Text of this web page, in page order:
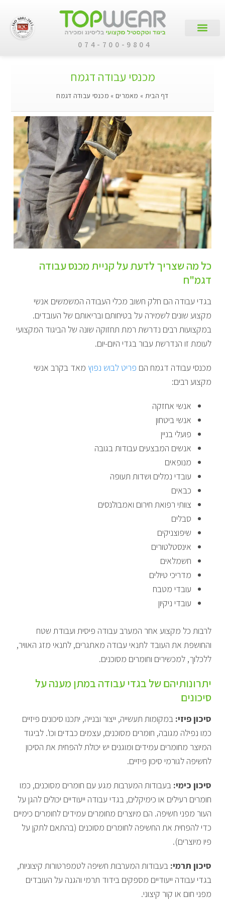
074-700-9804
מכנסי עבודה דגמח
דף הבית » מאמרים » מכנסי עבודה דגמח
כל מה שצריך לדעת על קניית מכנס עבודה
דגמ"ח
בגדי עבודה הם חלק חשוב מכלי העבודה המשמשים אנשי
מקצוע שונים לשמירה על בטיחותם ובריאותם של העובדים.
במקצועות רבים נדרשת רמת תחזוקה שונה של הביגוד המקצועי
לעומת זו הנדרשת עבור בגדי היום-יום.
מכנסי עבודה דגמח הם פריט לבוש נפוץ מאד בקרב אנשי
מקצוע רבים:
אנשי אחזקה
אנשי ביטחון
פועלי בניין
אנשים המבצעים עבודות בגובה
מנופאים
עובדי נמלים ושדות תעופה
כבאים
צוותי רפואת חירום ואמבולנסים
סבלים
שיפוצניקים
אינסטלטורים
חשמלאים
מדריכי טיולים
עובדי מטבח
עובדי ניקיון
לרבות כל מקצוע אחר המערב עבודה פיסית ועבודת שטח
והחושפת את העובד לתנאי עבודה מאתגרים, לתנאי מזג האוויר,
ללכלוך, למכשירים וחומרים מסוכנים.
יתרונותיהם של בגדי עבודה במתן מענה על
סיכונים
סיכון פיזי: במקומות תעשייה, ייצור ובנייה, יתכנו סיכונים פיזיים
כמו נפילה מגובה, חומרים מסוכנים, עצמים כבדים וכו'. לביגוד
המיוצר מחומרים עמידים ומוגנים יש יכולת להפחית את הסיכון
לחשיפה לגורמי סיכון פיזיים.
סיכון כימי: בעבודות המערבות מגע עם חומרים מסוכנים, כמו
חומרים רעילים או כימיקלים, בגדי עבודה ייעודיים יכולים להגן על
העור מפני חשיפה. הם מיוצרים מחומרים עמידים לחומרים כימיים
כדי להפחית את החשיפה לחומרים מסוכנים (בהתאם לתקן על
פיו מיוצרים).
סיכון תרמי: בעבודות המערבות חשיפה לטמפרטורות קיצוניות,
בגדי עבודה ייעודיים מספקים בידוד תרמי והגנה על העובדים
מפני חום או קור קיצוני.